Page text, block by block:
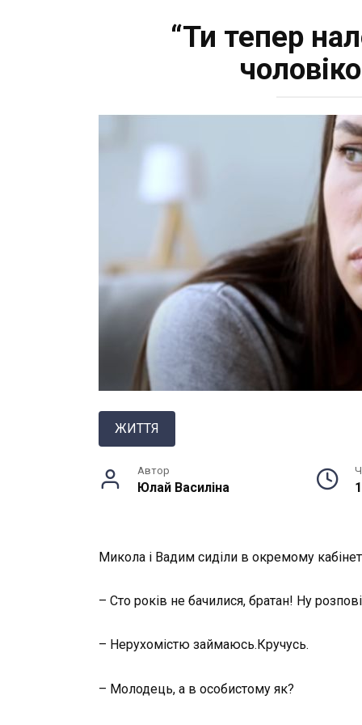
“Ти тепер
ЖИТТЯ
Автор
Юлай Василiна
Микола і Вадим сиділи в окремому
– Сто років не бачилися, братан! Ну
– Нерухомістю займаюсь.Кручусь.
– Молодець, а в особистому як?